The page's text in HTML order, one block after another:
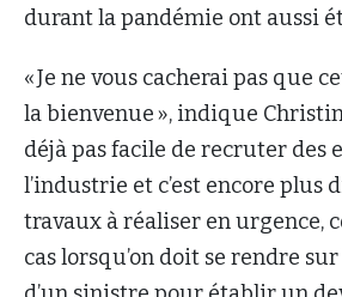
durant la pandémie ont aussi
« Je ne vous cacherai pas que
la bienvenue », indique
déjà pas facile de recruter des
l’industrie et c’est encore plus
travaux à réaliser en urgence,
cas lorsqu’on doit se rendre